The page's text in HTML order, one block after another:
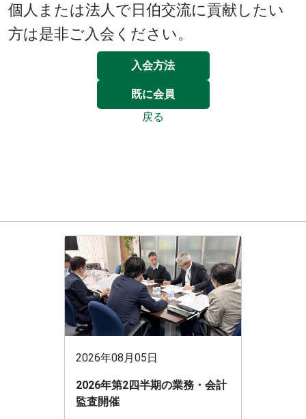
個人または法人で日伯交流に貢献したい
方は是非ご入会ください。
入会方法
既に会員
戻る
2026年08月05日
2026年第2四半期の業務・会計
監査開催